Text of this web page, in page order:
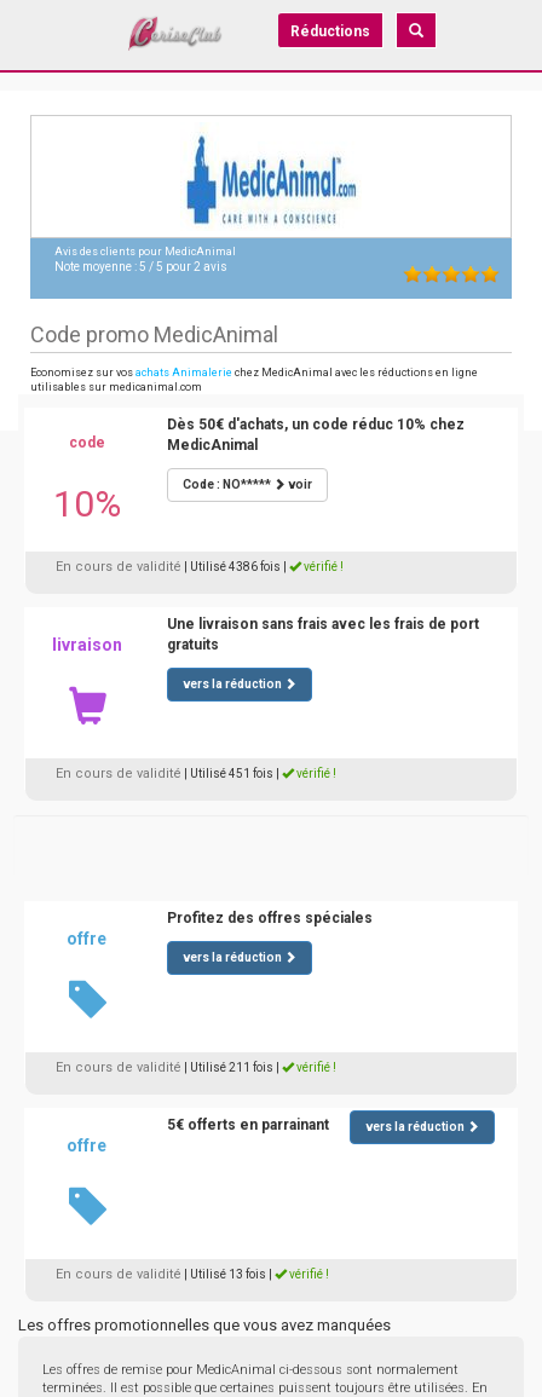
Réductions
Avis des clients pour MedicAnimal
Note moyenne :5 /5 pour2 avis
Code promo MedicAnimal
Economisez sur vos achats Animalerie chez MedicAnimal avec les réductions en ligne
utilisables sur medicanimal.com
code
10%
Dès 50€ d'achats, un code réduc 10% chez
MedicAnimal
Code : NO***** voir
En cours de validité | Utilisé 4386 fois vérifié !
livraison
Une livraison sans frais avec les frais de port
gratuits
vers la réduction
En cours de validité | Utilisé 451 fois vérifié !
offre
Profitez des offres spéciales
vers la réduction
En cours de validité | Utilisé 211 fois vérifié !
offre
5€ offerts en parrainant vers la réduction
En cours de validité | Utilisé 13 fois vérifié !
Les offres promotionnelles que vous avez manquées
Les offres de remise pour MedicAnimal ci-dessous sont normalement
terminées. Il est possible que certaines puissent toujours être utilisées. En